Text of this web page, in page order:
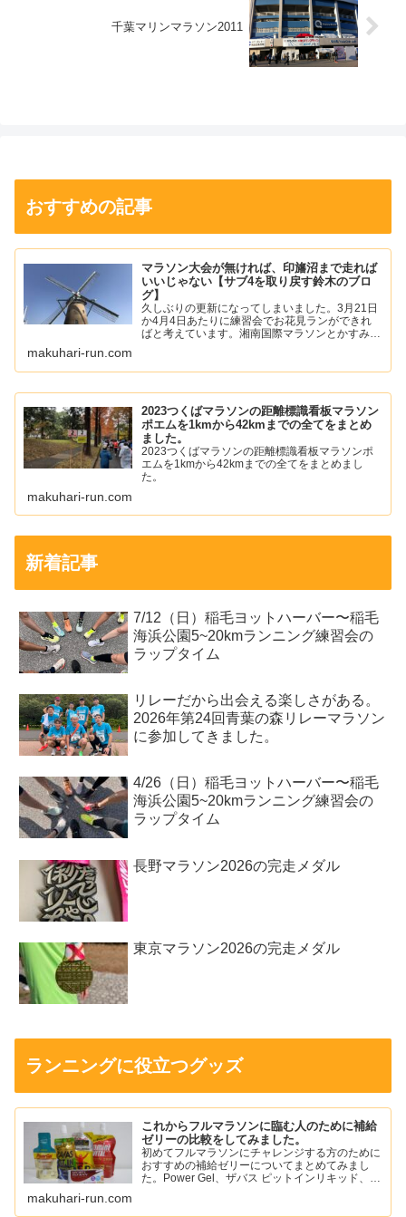
千葉マリンマラソン2011
おすすめの記事
マラソン大会が無ければ、印旛沼まで走れば
いいじゃない【サブ4を取り戻す鈴木のブロ
グ】
久しぶりの更新になってしまいました。3月21日
か4月4日あたりに練習会でお花見ランができれ
ばと考えています。湘南国際マラソンとかすみが
の痛みが落ち着いて...
makuhari-run.com
2023つくばマラソンの距離標識看板マラソン
ポエムを1kmから42kmまでの全てをまとめ
ました。
2023つくばマラソンの距離標識看板マラソンポ
エムを1kmから42kmまでの全てをまとめまし
た。
makuhari-run.com
新着記事
7/12（日）稲毛ヨットハーバー〜稲毛
海浜公園5~20kmランニング練習会の
ラップタイム
リレーだから出会える楽しさがある。
2026年第24回青葉の森リレーマラソン
に参加してきました。
4/26（日）稲毛ヨットハーバー〜稲毛
海浜公園5~20kmランニング練習会の
ラップタイム
長野マラソン2026の完走メダル
東京マラソン2026の完走メダル
ランニングに役立つグッズ
これからフルマラソンに臨む人のために補給
ゼリーの比較をしてみました。
初めてフルマラソンにチャレンジする方のために
おすすめの補給ゼリーについてまとめてみまし
た。Power Gel、ザバス ピットインリキッド、ア
makuhari-run.com